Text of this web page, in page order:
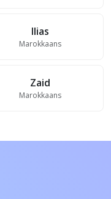
Ilias
Marokkaans
Zaid
Marokkaans